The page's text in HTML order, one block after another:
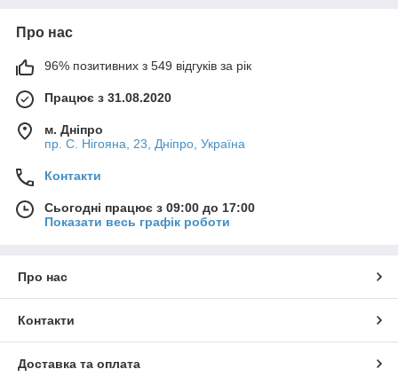
Про нас
96% позитивних з 549 відгуків за рік
Працює з 31.08.2020
м. Дніпро
пр. С. Нігояна, 23, Дніпро, Україна
Контакти
Сьогодні працює з 09:00 до 17:00
Показати весь графік роботи
Про нас
Контакти
Доставка та оплата